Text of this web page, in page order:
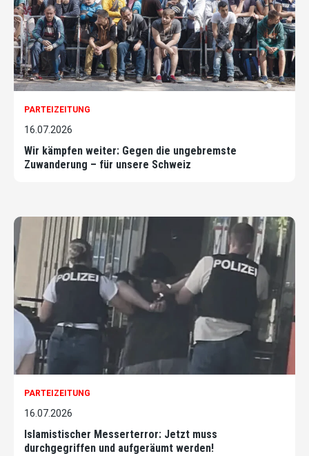
PARTEIZEITUNG
16.07.2026
Wir kämpfen weiter: Gegen die ungebremste
Zuwanderung – für unsere Schweiz
PARTEIZEITUNG
16.07.2026
Islamistischer Messerterror: Jetzt muss
durchgegriffen und aufgeräumt werden!